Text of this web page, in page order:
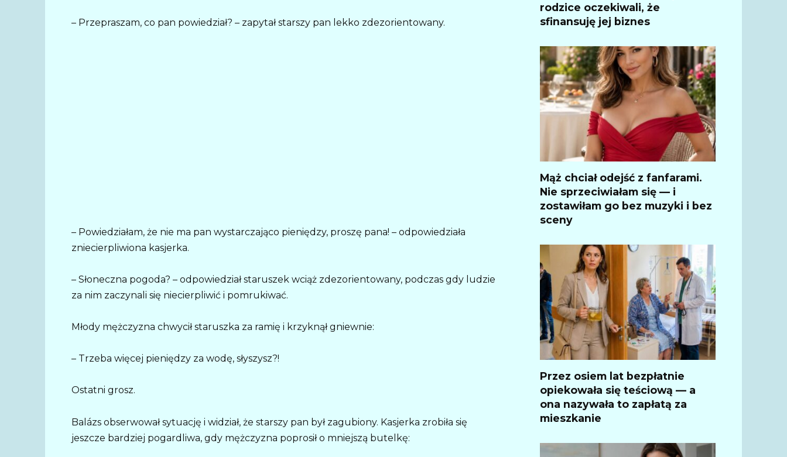
– Przepraszam, co pan powiedział? – zapytał starszy pan lekko zdezorientowany.
– Powiedziałam, że nie ma pan wystarczająco pieniędzy, proszę pana! – odpowiedziała
zniecierpliwiona kasjerka.
– Słoneczna pogoda? – odpowiedział staruszek wciąż zdezorientowany, podczas gdy ludzie
za nim zaczynali się niecierpliwić i pomrukiwać.
Młody mężczyzna chwycił staruszka za ramię i krzyknął gniewnie:
– Trzeba więcej pieniędzy za wodę, słyszysz?!
Ostatni grosz.
Balázs obserwował sytuację i widział, że starszy pan był zagubiony. Kasjerka zrobiła się
jeszcze bardziej pogardliwa, gdy mężczyzna poprosił o mniejszą butelkę:
rodzice oczekiwali, że
sfinansuję jej biznes
Mąż chciał odejść z fanfarami.
Nie sprzeciwiałam się — i
zostawiłam go bez muzyki i bez
sceny
Przez osiem lat bezpłatnie
opiekowała się teściową — a
ona nazywała to zapłatą za
mieszkanie